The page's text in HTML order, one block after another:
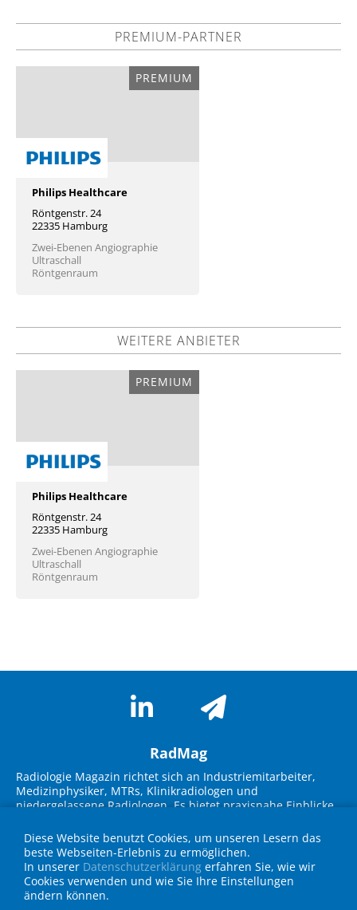
PREMIUM-PARTNER
PREMIUM
Philips Healthcare
Röntgenstr. 24
22335 Hamburg
Zwei-Ebenen Angiographie
Ultraschall
Röntgenraum
WEITERE ANBIETER
PREMIUM
Philips Healthcare
Röntgenstr. 24
22335 Hamburg
Zwei-Ebenen Angiographie
Ultraschall
Röntgenraum
RadMag
Radiologie Magazin richtet sich an Industriemitarbeiter,
Medizinphysiker, MTRs, Klinikradiologen und
niedergelassene Radiologen. Es bietet praxisnahe Einblicke
Lösungen. Im Fokus stehen Themen wie KI-Integration,
Workflow-Optimierung, strukturierte Befundung und
Strahlenschutz. Experteninterviews, Fallbeispiele und
Geräteübersichten unterstützen die Zielgruppe bei
Entscheidungen für die Praxis und fördern den
Diese Website benutzt Cookies, um unseren Lesern das
beste Webseiten-Erlebnis zu ermöglichen.
In unserer Datenschutzerklärung erfahren Sie, wie wir
Cookies verwenden und wie Sie Ihre Einstellungen
ändern können.